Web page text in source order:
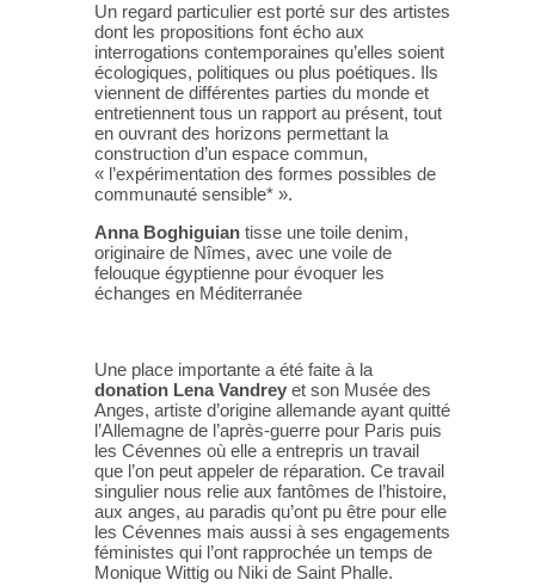
Un regard particulier est porté sur des artistes
dont les propositions font écho aux
interrogations contemporaines qu’elles soient
écologiques, politiques ou plus poétiques. Ils
viennent de différentes parties du monde et
entretiennent tous un rapport au présent, tout
en ouvrant des horizons permettant la
construction d’un espace commun,
« l’expérimentation des formes possibles de
communauté sensible* ».
Anna Boghiguian tisse une toile denim,
originaire de Nîmes, avec une voile de
felouque égyptienne pour évoquer les
échanges en Méditerranée
Une place importante a été faite à la
donation Lena Vandrey et son Musée des
Anges, artiste d’origine allemande ayant quitté
l’Allemagne de l’après-guerre pour Paris puis
les Cévennes où elle a entrepris un travail
que l’on peut appeler de réparation. Ce travail
singulier nous relie aux fantômes de l’histoire,
aux anges, au paradis qu’ont pu être pour elle
les Cévennes mais aussi à ses engagements
féministes qui l’ont rapprochée un temps de
Monique Wittig ou Niki de Saint Phalle.